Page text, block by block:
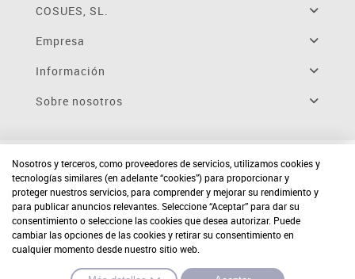
COSUES, SL.
Empresa
Información
Sobre nosotros
Nosotros y terceros, como proveedores de servicios, utilizamos cookies y
tecnologías similares (en adelante “cookies”) para proporcionar y
proteger nuestros servicios, para comprender y mejorar su rendimiento y
para publicar anuncios relevantes. Seleccione “Aceptar” para dar su
consentimiento o seleccione las cookies que desea autorizar. Puede
cambiar las opciones de las cookies y retirar su consentimiento en
cualquier momento desde nuestro sitio web.